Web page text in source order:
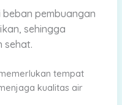
beban pembuangan
sehingga
sehat.
tempat
kualitas air